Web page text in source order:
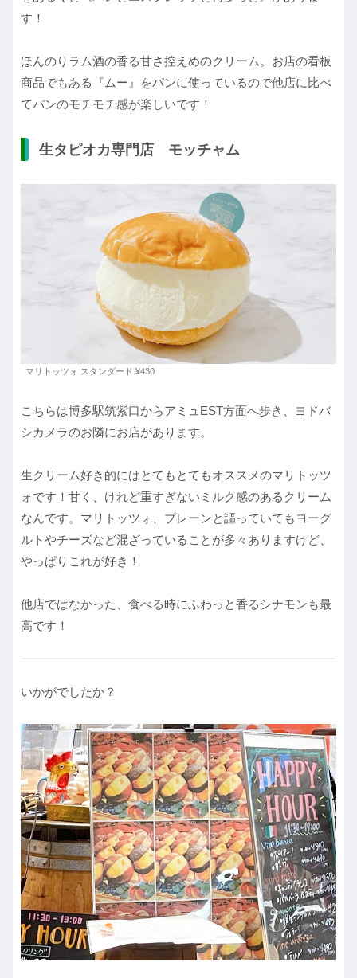
す！
ほんのりラム酒の香る甘さ控えめのクリーム。お店の看板
商品でもある『ムー』をパンに使っているので他店に比べ
てパンのモチモチ感が楽しいです！
生タピオカ専門店 モッチャム
マリトッツォ スタンダード ¥430
こちらは博多駅筑紫口からアミュEST方面へ歩き、ヨドバ
シカメラのお隣にお店があります。
生クリーム好き的にはとてもとてもオススメのマリトッツ
ォです！甘く、けれど重すぎないミルク感のあるクリーム
なんです。マリトッツォ、プレーンと謳っていてもヨーグ
ルトやチーズなど混ざっていることが多々ありますけど、
やっぱりこれが好き！
他店ではなかった、食べる時にふわっと香るシナモンも最
高です！
いかがでしたか？